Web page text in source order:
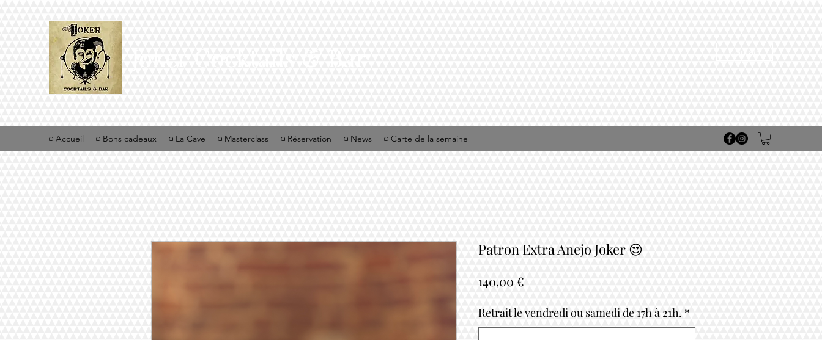
¤ Accueil ¤ Bons cadeaux ¤ La Cave ¤ Masterclass ¤ Réservation ¤ News ¤ Carte de la semaine
Patron Extra Anejo Joker 😍
140,00 €
Retrait le vendredi ou samedi de 17h à 21h. *